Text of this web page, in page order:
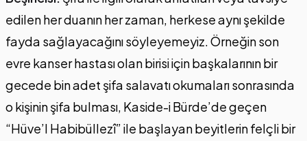
edilen her duanın her zaman, herkese aynı şekilde
fayda sağlayacağını söyleyemeyiz. Örneğin son
evre kanser hastası olan birisi için başkalarının bir
gecede bin adet şifa salavatı okumaları sonrasında
o kişinin şifa bulması, Kaside-i Bürde’de geçen
“Hüve’l Habibüllezî” ile başlayan beyitlerin felçli bir